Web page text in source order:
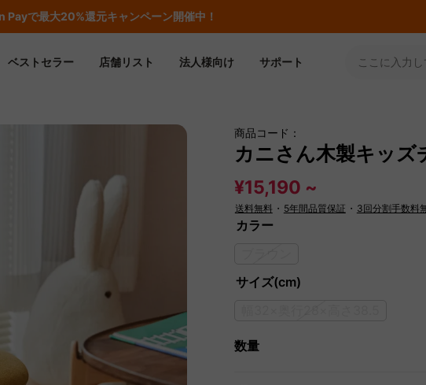
限定フラッシュセール！最大50％OFF
ベストセラー 店舗リスト 法人様向け サポート
ここに入力し
商品コード：
カニさん木製キッズ
¥15,190 ~
送料無料 ・ 5年間品質保証 ・ 3回分割手数料
カラー
サイズ(cm)
数量